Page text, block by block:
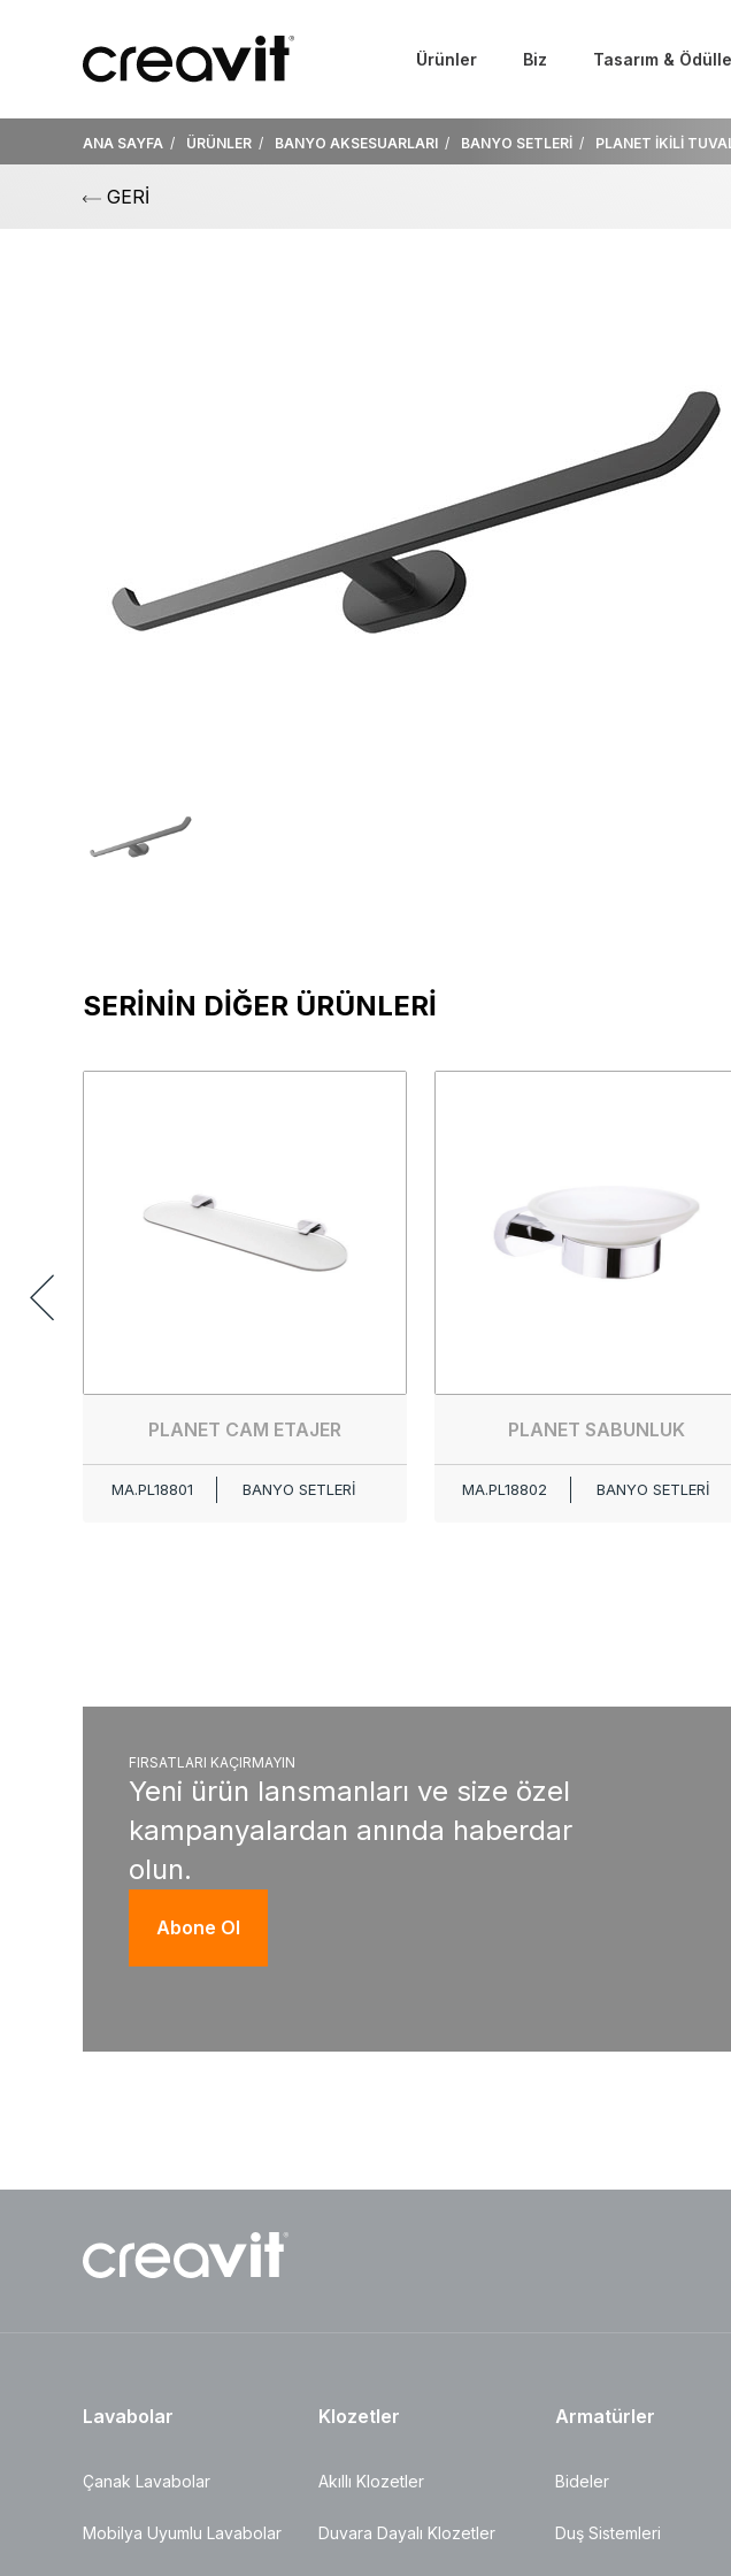
Ürünler Biz Tasarım &
ANA SAYFA ÜRÜNLER BANYO AKSESUARLARI BANYO SETLERİ PLANET İKİLİ
GERİ
SERİNİN DİĞER ÜRÜNLERİ
PLANET CAM ETAJER
MA.PL18801 BANYO SETLERİ
PLANET SABUNLUK
MA.PL18802 BANYO SETLERİ
FIRSATLARI KAÇIRMAYIN
Yeni ürün lansmanları ve size özel
kampanyalardan anında haberdar
olun.
Abone Ol
Lavabolar
Çanak Lavabolar
Mobilya Uyumlu Lavabolar
Klozetler
Akıllı Klozetler
Duvara Dayalı Klozetler
Armatürler
Bideler
Duş Sistemleri